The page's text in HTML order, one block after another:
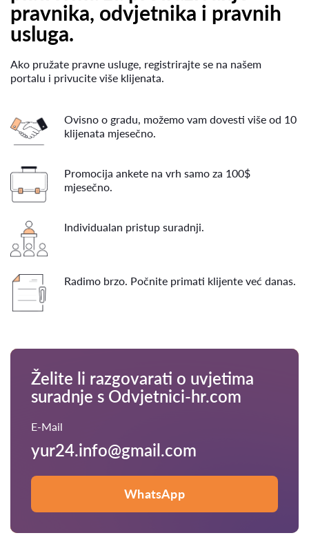
pravnika, odvjetnika i pravnih
usluga.
Ako pružate pravne usluge, registrirajte se na našem
portalu i privucite više klijenata.
Ovisno o gradu, možemo vam dovesti više od 10
klijenata mjesečno.
Promocija ankete na vrh samo za 100$
mjesečno.
Individualan pristup suradnji.
Radimo brzo. Počnite primati klijente već danas.
E-Mail
yur24.info@gmail.com
Želite li razgovarati o uvjetima
suradnje s Odvjetnici-hr.com
WhatsApp